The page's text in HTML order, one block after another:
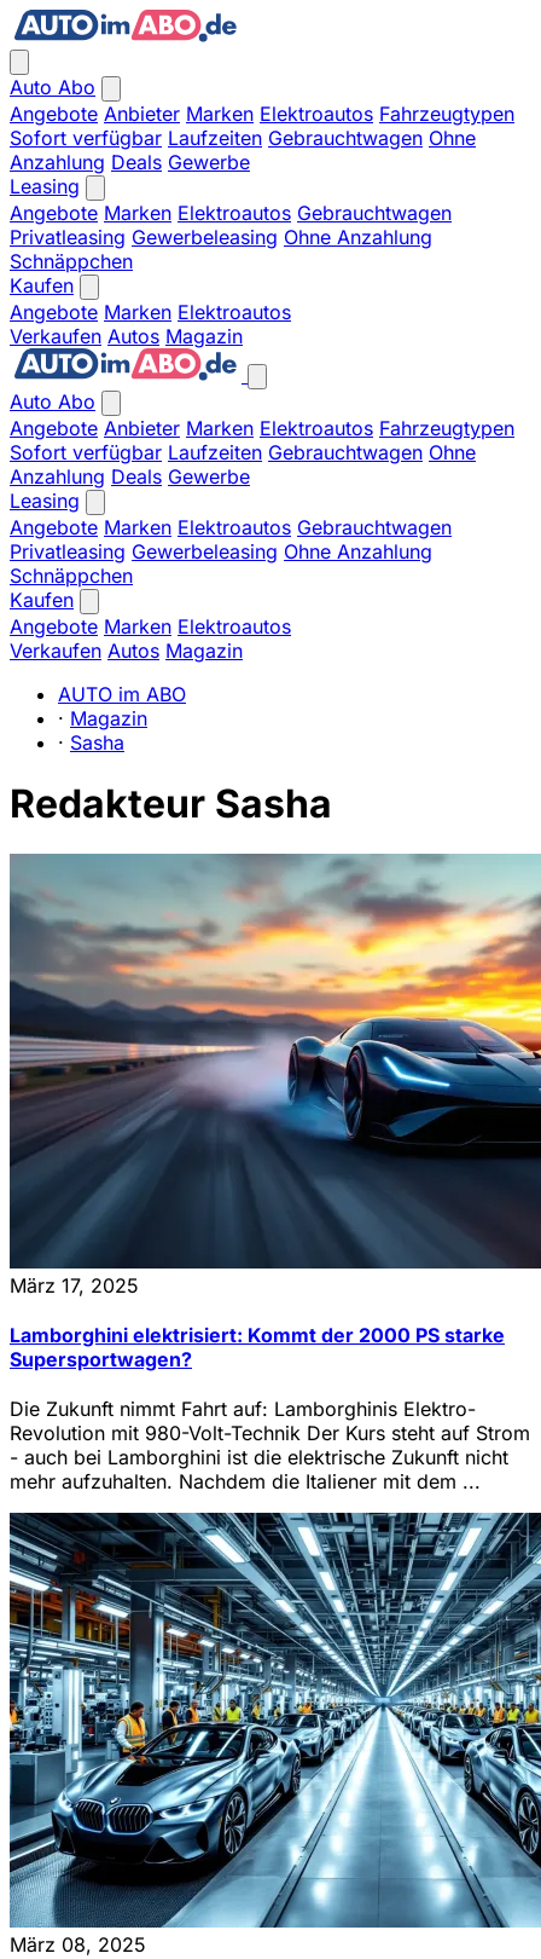
Auto Abo
Angebote Anbieter Marken Elektroautos Fahrzeugtypen
Sofort verfügbar Laufzeiten Gebrauchtwagen Ohne
Anzahlung Deals Gewerbe
Leasing
Angebote Marken Elektroautos Gebrauchtwagen
Privatleasing Gewerbeleasing Ohne Anzahlung
Schnäppchen
Kaufen
Angebote Marken Elektroautos
Verkaufen Autos Magazin
Auto Abo
Angebote Anbieter Marken Elektroautos Fahrzeugtypen
Sofort verfügbar Laufzeiten Gebrauchtwagen Ohne
Anzahlung Deals Gewerbe
Leasing
Angebote Marken Elektroautos Gebrauchtwagen
Privatleasing Gewerbeleasing Ohne Anzahlung
Schnäppchen
Kaufen
Angebote Marken Elektroautos
Verkaufen Autos Magazin
AUTO im ABO
· Magazin
· Sasha
Redakteur Sasha
März 17, 2025
Lamborghini elektrisiert: Kommt der 2000 PS starke
Supersportwagen?
Die Zukunft nimmt Fahrt auf: Lamborghinis Elektro-
Revolution mit 980-Volt-Technik Der Kurs steht auf Strom
- auch bei Lamborghini ist die elektrische Zukunft nicht
mehr aufzuhalten. Nachdem die Italiener mit dem ...
März 08, 2025